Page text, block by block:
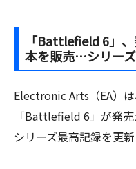
「Battlefield 6」
本を販売…シリー
Electronic Arts（EA）
「Battlefield 6」が発
シリーズ最高記録を更